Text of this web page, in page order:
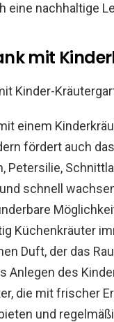
eine nachhaltige
mit
einem
fördert auch
Petersilie,
schnell
Küchenkräuter
Duft, der das
Anlegen des
die mit frischer
und